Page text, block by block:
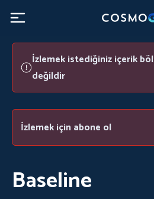
İzlemek istediğiniz içerik
değildir
İzlemek için abone ol
Baseline